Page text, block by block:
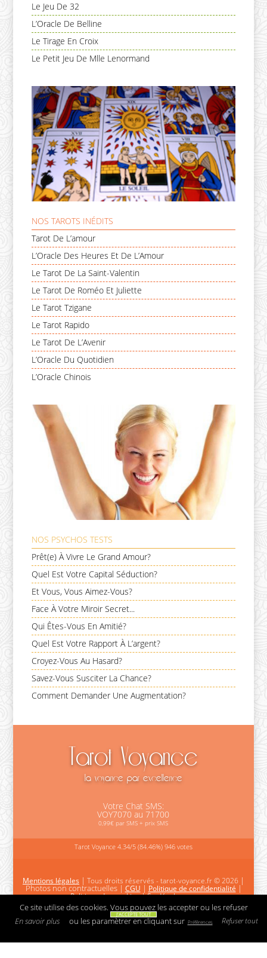
Le Jeu De 32
L’Oracle De Belline
Le Tirage En Croix
Le Petit Jeu De Mlle Lenormand
NOS TAROTS INÉDITS
Tarot De L’amour
L’Oracle Des Heures Et De L’Amour
Le Tarot De La Saint-Valentin
Le Tarot De Roméo Et Juliette
Le Tarot Tzigane
Le Tarot Rapido
Le Tarot De L’Avenir
L’Oracle Du Quotidien
L’Oracle Chinois
NOS PSYCHOS TESTS
Prêt(e) À Vivre Le Grand Amour?
Quel Est Votre Capital Séduction?
Et Vous, Vous Aimez-Vous?
Face À Votre Miroir Secret...
Qui Êtes-Vous En Amitié?
Quel Est Votre Rapport À L’argent?
Croyez-Vous Au Hasard?
Savez-Vous Susciter La Chance?
Comment Demander Une Augmentation?
TarotVoyance
la voyance par excellence
Votre Chat SMS:
VOY7070 au 71700
0,99€ par SMS + prix SMS
Tarot Voyance 4.34/5 (84.46%) 946 votes
Mentions légales | Tous droits réservés - tarot-voyance.fr © 2026 |
Photos non contractuelles| CGU | Politique de confidentialité |
Politique des cookies|Se désabonner
Nos partenaires
Ce site utilise des cookies. Vous pouvez les accepter ou les refuser
J'ACCEPTE TOUT
ou les paramètrer en cliquant sur Préférences
En savoir plus Refuser tout